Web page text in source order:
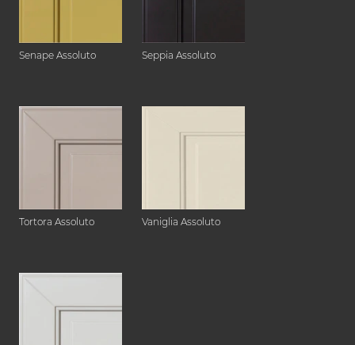
Senape Assoluto Seppia Assoluto
Tortora Assoluto Vaniglia Assoluto